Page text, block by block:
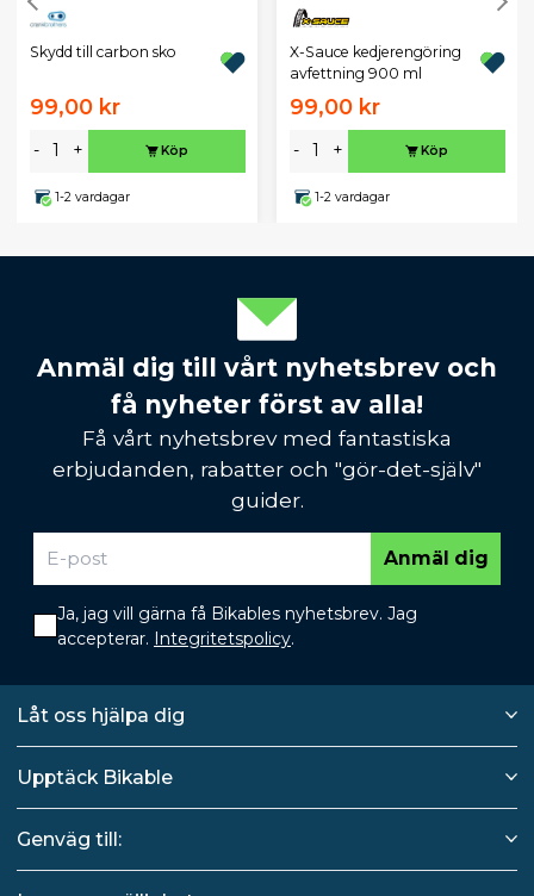
Skydd till carbon sko
99,00 kr
- + Köp
1-2 vardagar
X-Sauce kedjerengöring
avfettning 900 ml
99,00 kr
- + Köp
1-2 vardagar
Anmäl dig till vårt nyhetsbrev och
få nyheter först av alla!
Få vårt nyhetsbrev med fantastiska
erbjudanden, rabatter och "gör-det-själv"
guider.
Anmäl dig
Ja, jag vill gärna få Bikables nyhetsbrev. Jag
accepterar. Integritetspolicy.
Låt oss hjälpa dig
Upptäck Bikable
Genväg till: